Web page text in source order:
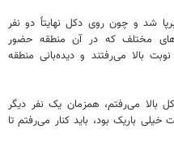
شد و چون روی دکل نهایتاً دو نفر
مختلف که در آن منطقه حضور
بالا می‌رفتند و دیده‌بانی منطقه
از دکل بالا می‌رفتم، همزمان یک نفر دیگر
باریک بود، باید کنار می‌رفتم تا